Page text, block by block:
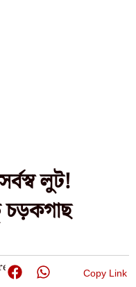
লুট!
চড়কগাছ
Copy Link